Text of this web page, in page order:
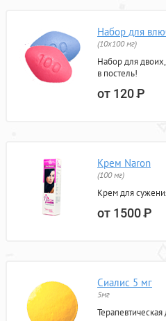
Набор для
(10х100 мг)
Набор для двоих,
в постель!
от 120Р
Крем Naron
(100 мг)
Крем для
от 1500Р
Сиалис 5 мг
5мг